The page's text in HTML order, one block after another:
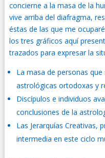
concierne a la masa de la
vive arriba del diafragma,
éstas de las que me
los tres gráficos aquí
trazados para expresar la
La masa de personas
astrológicas ortodoxas y
Discípulos e individuos
conclusiones de la
Las Jerarquías Creativas,
intermedia en este ciclo